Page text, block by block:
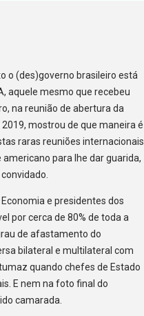
o (des)governo brasileiro está
aquele mesmo que recebeu
na reunião de abertura da
mostrou de que maneira é
raras reuniões internacionais
para lhe dar guarida,
e presidentes dos
por cerca de 80% de toda a
de afastamento do
bilateral e multilateral com
quando chefes de Estado
E nem na foto final do
camarada.